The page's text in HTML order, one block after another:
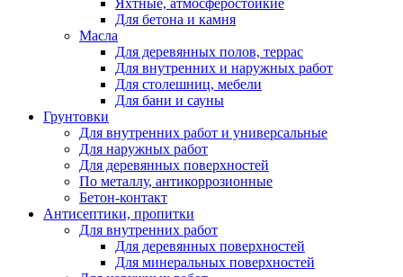
Для бетона и камня
Масла
Для деревянных полов, террас
Для внутренних и наружных работ
Для столешниц, мебели
Для бани и сауны
Грунтовки
Для внутренних работ и универсальные
Для наружных работ
Для деревянных поверхностей
По металлу, антикоррозионные
Бетон-контакт
Антисептики, пропитки
Для внутренних работ
Для деревянных поверхностей
Для минеральных поверхностей